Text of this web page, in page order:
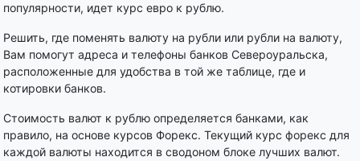
популярности, идет курс евро к рублю.
Решить, где поменять валюту на рубли или рубли на валюту,
Вам помогут адреса и телефоны банков Североуральска,
расположенные для удобства в той же таблице, где и
котировки банков.
Стоимость валют к рублю определяется банками, как
правило, на основе курсов Форекс. Текущий курс форекс для
каждой валюты находится в сводоном блоке лучших валют.